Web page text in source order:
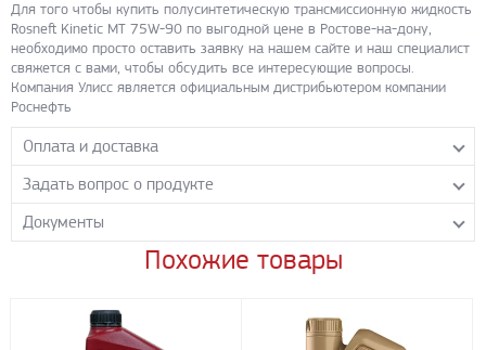
Для того чтобы купить полусинтетическую трансмиссионную жидкость
Rosneft Kinetic MT 75W-90 по выгодной цене в Ростове-на-дону,
необходимо просто оставить заявку на нашем сайте и наш специалист
свяжется с вами, чтобы обсудить все интересующие вопросы.
Компания Улисс является официальным дистрибьютером компании
Роснефть
Оплата и доставка
Самовывоз с нашего склада
Транспортные компании
Бесплатная доставка до терминала ПЭК
По согласованию с клиентом.
Регионы доставки:
Задать вопрос о продукте
Задайте нашим менеджерам вопрос о данном продукте.
Все поля формы обязательны к заполнению.
Документы
Rosneft_Kinetic_MT_75W_90- PDF 448 КБ
Похожие товары